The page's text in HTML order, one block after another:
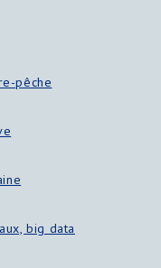
pêche
big data